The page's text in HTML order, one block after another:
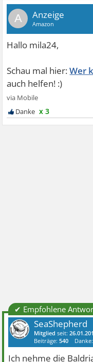
A
Wer
x 3
✔ Empfohlene
SeaShepherd
Mitglied seit:
Beiträge:540
Ich nehme die